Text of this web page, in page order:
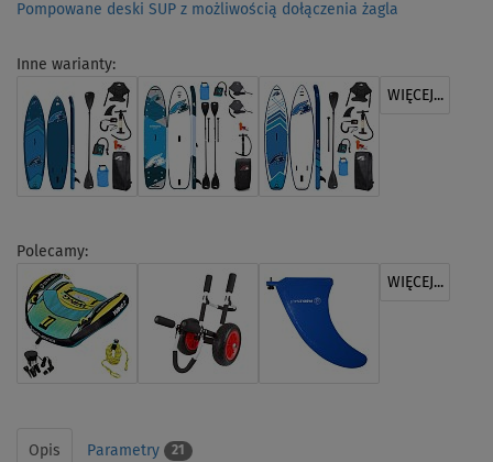
Pompowane deski SUP z możliwością dołączenia żagla
Inne warianty:
WIĘCEJ...
Polecamy:
WIĘCEJ...
Opis Parametry 21